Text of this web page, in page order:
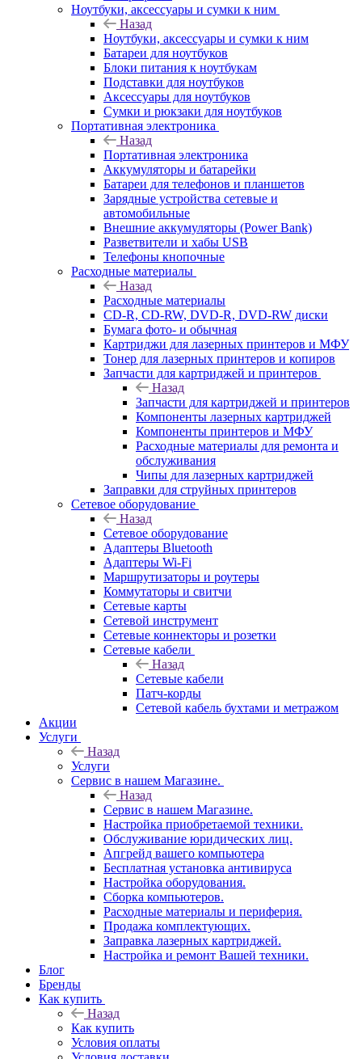
Ноутбуки, аксессуары и сумки к ним
Назад
Ноутбуки, аксессуары и сумки к ним
Батареи для ноутбуков
Блоки питания к ноутбукам
Подставки для ноутбуков
Аксессуары для ноутбуков
Сумки и рюкзаки для ноутбуков
Портативная электроника
Назад
Портативная электроника
Аккумуляторы и батарейки
Батареи для телефонов и планшетов
Зарядные устройства сетевые и
автомобильные
Внешние аккумуляторы (Power Bank)
Разветвители и хабы USB
Телефоны кнопочные
Расходные материалы
Назад
Расходные материалы
CD-R, CD-RW, DVD-R, DVD-RW диски
Бумага фото- и обычная
Картриджи для лазерных принтеров и МФУ
Тонер для лазерных принтеров и копиров
Запчасти для картриджей и принтеров
Назад
Запчасти для картриджей и принтеров
Компоненты лазерных картриджей
Компоненты принтеров и МФУ
Расходные материалы для ремонта и
обслуживания
Чипы для лазерных картриджей
Заправки для струйных принтеров
Сетевое оборудование
Назад
Сетевое оборудование
Адаптеры Bluetooth
Адаптеры Wi-Fi
Маршрутизаторы и роутеры
Коммутаторы и свитчи
Сетевые карты
Сетевой инструмент
Сетевые коннекторы и розетки
Сетевые кабели
Назад
Сетевые кабели
Патч-корды
Сетевой кабель бухтами и метражом
Акции
Услуги
Назад
Услуги
Сервис в нашем Магазине.
Назад
Сервис в нашем Магазине.
Настройка приобретаемой техники.
Обслуживание юридических лиц.
Апгрейд вашего компьютера
Бесплатная установка антивируса
Настройка оборудования.
Сборка компьютеров.
Расходные материалы и периферия.
Продажа комплектующих.
Заправка лазерных картриджей.
Настройка и ремонт Вашей техники.
Блог
Бренды
Как купить
Назад
Как купить
Условия оплаты